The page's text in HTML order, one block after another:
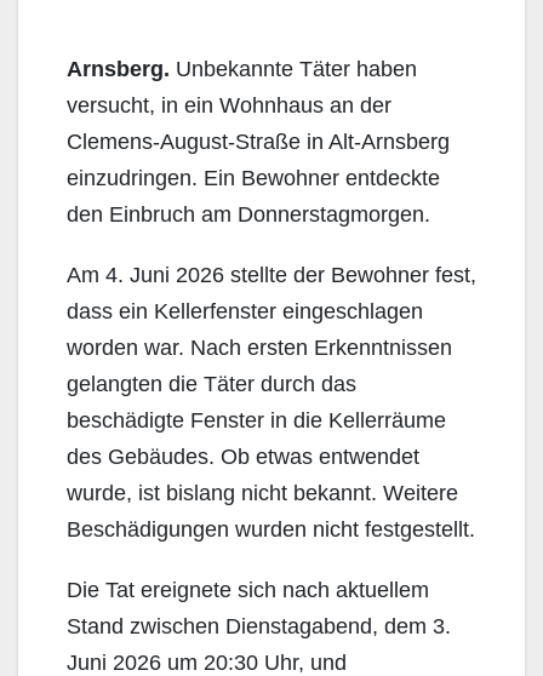
Arnsberg. Unbekannte Täter haben
versucht, in ein Wohnhaus an der
Clemens-August-Straße in Alt-Arnsberg
einzudringen. Ein Bewohner entdeckte
den Einbruch am Donnerstagmorgen.
Am 4. Juni 2026 stellte der Bewohner fest,
dass ein Kellerfenster eingeschlagen
worden war. Nach ersten Erkenntnissen
gelangten die Täter durch das
beschädigte Fenster in die Kellerräume
des Gebäudes. Ob etwas entwendet
wurde, ist bislang nicht bekannt. Weitere
Beschädigungen wurden nicht festgestellt.
Die Tat ereignete sich nach aktuellem
Stand zwischen Dienstagabend, dem 3.
Juni 2026 um 20:30 Uhr, und